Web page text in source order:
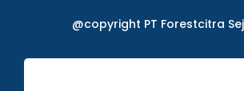
@copyright PT Forestcitra